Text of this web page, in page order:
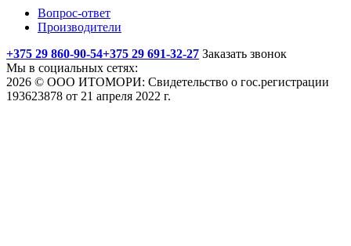
Вопрос-ответ
Производители
+375 29 860-90-54+375 29 691-32-27 Заказать звонок
Мы в социальных сетях:
2026 © ООО ИТОМОРИ: Свидетельство о гос.регистрации
193623878 от 21 апреля 2022 г.